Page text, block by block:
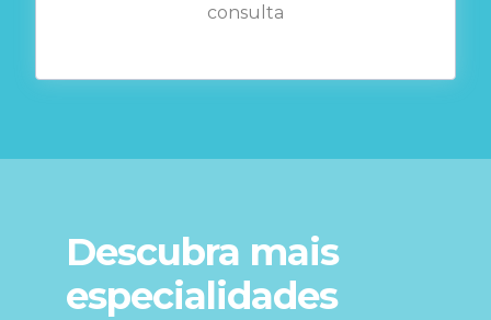
consulta
Descubra mais
especialidades